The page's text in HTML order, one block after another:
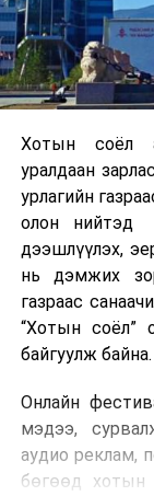
Хотын соёл
уралдаан
урлагийн
олон нийтэд
дээшлүүлэх,
нь дэмжих
газраас
“Хотын соёл”
байгуулж байна.
Онлайн
мэдээ,
аудио реклам,
бөгөөд